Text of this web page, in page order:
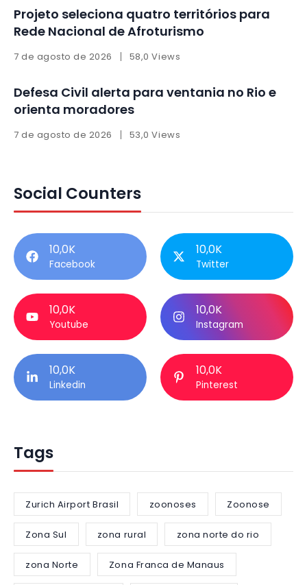
Projeto seleciona quatro territórios para
Rede Nacional de Afroturismo
7 de agosto de 2026 58,0 Views
Defesa Civil alerta para ventania no Rio e
orienta moradores
7 de agosto de 2026 53,0 Views
Social Counters
10,0K
Facebook
10,0K
Twitter
10,0K
Youtube
10,0K
Instagram
10,0K
Linkedin
10,0K
Pinterest
Tags
Zurich Airport Brasil zoonoses Zoonose
Zona Sul zona rural zona norte do rio
zona Norte Zona Franca de Manaus